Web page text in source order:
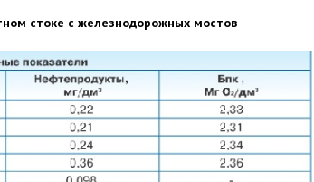
стоке с железнодорожных мостов